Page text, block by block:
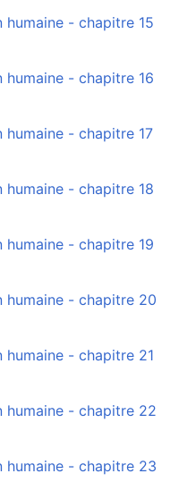
humaine - chapitre 15
humaine - chapitre 16
humaine - chapitre 17
humaine - chapitre 18
humaine - chapitre 19
humaine - chapitre 20
humaine - chapitre 21
humaine - chapitre 22
humaine - chapitre 23